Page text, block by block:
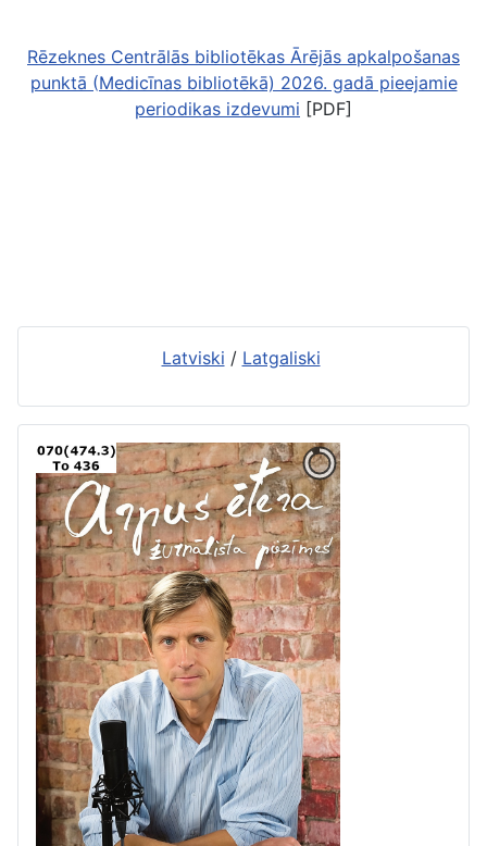
Rēzeknes Centrālās bibliotēkas Ārējās apkalpošanas
punktā (Medicīnas bibliotēkā) 2026. gadā pieejamie
periodikas izdevumi [PDF]
Latviski / Latgaliski